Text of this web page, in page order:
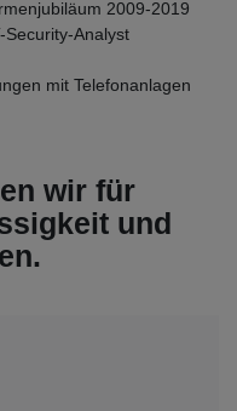
2009-2019
Security-Analyst
mit Telefonanlagen
wir für
und